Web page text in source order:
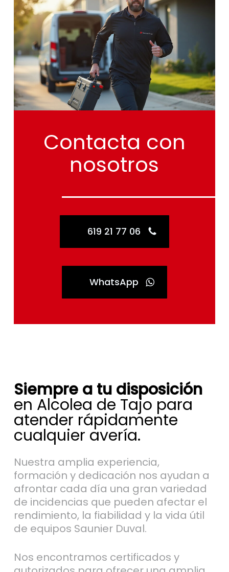
Contacta con
nosotros
619 21 77 06
WhatsApp
Siempre a tu disposición
en Alcolea de Tajo para
atender rápidamente
cualquier avería.
Nuestra amplia experiencia,
formación y dedicación nos ayudan a
afrontar cada día una gran variedad
de incidencias que pueden afectar el
rendimiento, la fiabilidad y la vida útil
de equipos Saunier Duval.
Nos encontramos certificados y